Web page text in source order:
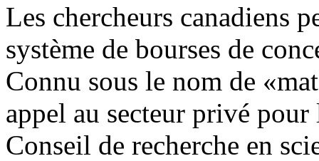
Les chercheurs canadiens
système de bourses de
Connu sous le nom de
appel au secteur privé pour
Conseil de recherche en